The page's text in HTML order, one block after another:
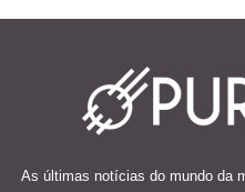
As últimas notícias do mundo da